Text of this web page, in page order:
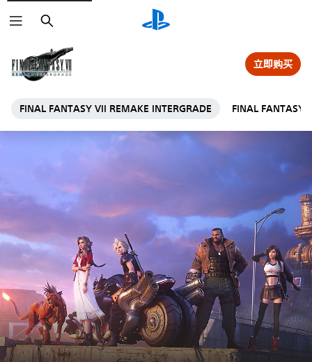
搜
索
FINAL FANTASY VII REMAKE INTERGRADE FINAL FANTASY
立即购买